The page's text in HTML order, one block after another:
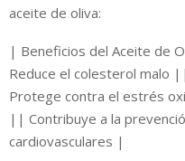
aceite de oliva:
| Beneficios del
Reduce el colesterol malo
Protege contra el estrés
|| Contribuye a la
cardiovasculares |